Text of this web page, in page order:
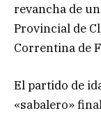
revancha de
Provincial de
Correntina de
El partido de
«sabalero»